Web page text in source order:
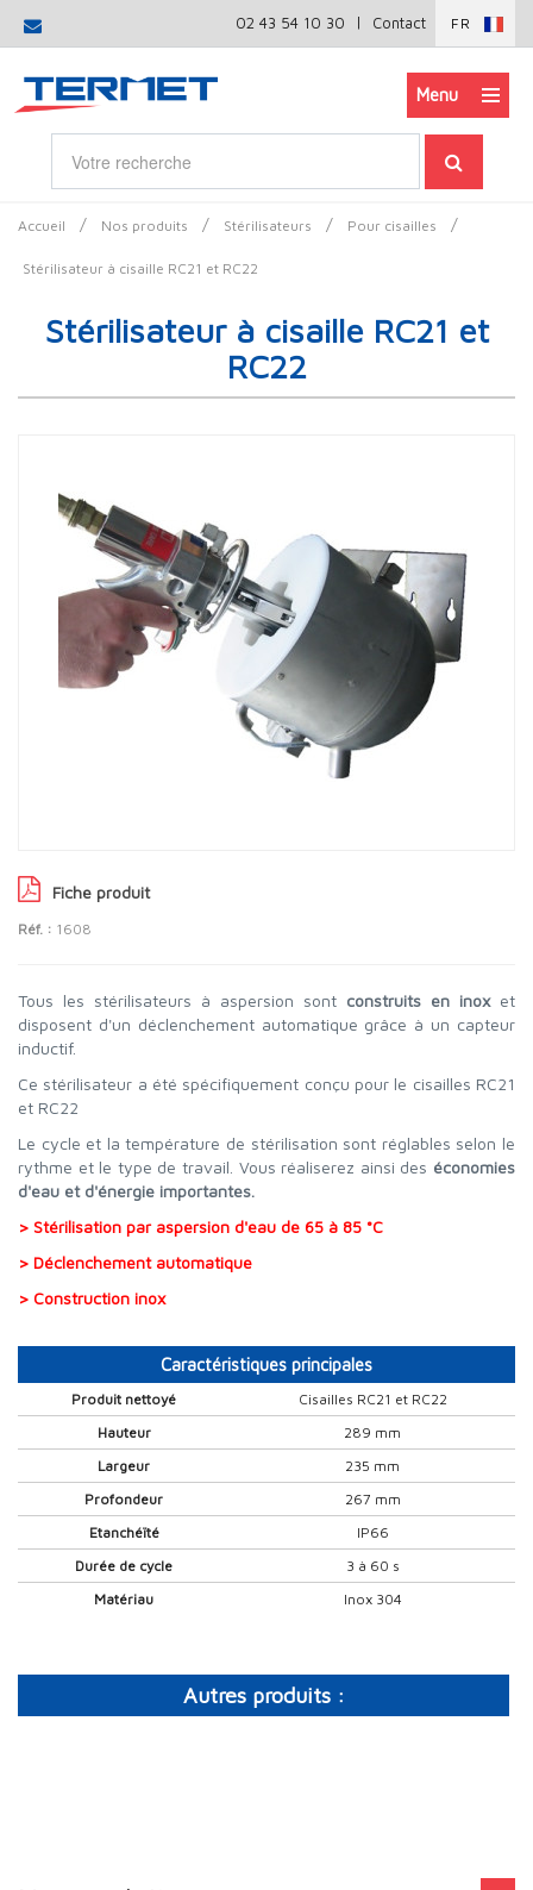
02 43 54 10 30 | Contact FR
Menu
Accueil / Nos produits / Stérilisateurs / Pour cisailles /
Stérilisateur à cisaille RC21 et RC22
Stérilisateur à cisaille RC21 et
RC22
Fiche produit
Réf. : 1608
Tous les stérilisateurs à aspersion sont construits en inoxet
disposent d'un déclenchement automatique grâce à un capteur
inductif.
Ce stérilisateur a été spécifiquement conçu pour le cisailles RC21
et RC22
Le cycle et la température de stérilisation sont réglables selon le
rythme et le type de travail. Vous réaliserez ainsi des économies
d'eau et d'énergie importantes.
> Stérilisation par aspersion d'eau de 65 à 85 °C
> Déclenchement automatique
> Construction inox
Caractéristiques principales
Produit nettoyé
Cisailles RC21 et RC22
Hauteur
289 mm
Largeur
235 mm
Profondeur
267 mm
Etanchéïté
IP66
Durée de cycle
3 à 60 s
Matériau
Inox 304
Autres produits :